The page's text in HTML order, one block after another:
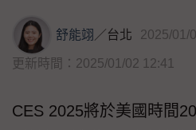
舒能翊 ／台北 2025/01/
更新時間：2025/01/02 12:41
CES 2025將於美國時間